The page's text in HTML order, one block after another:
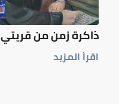
ذاكرة زمن من قريتي
اقرأ المزيد